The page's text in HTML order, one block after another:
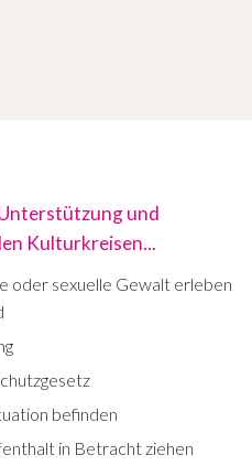
und
Kulturkreisen...
oder sexuelle Gewalt erleben
befinden
in Betracht ziehen